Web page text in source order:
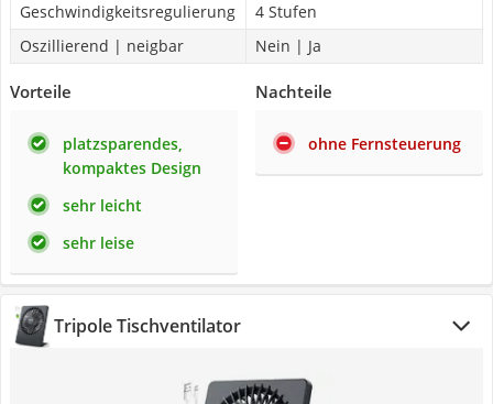
Geschwindigkeitsregulierung
4 Stufen
Oszillierend | neigbar
Nein | Ja
Vorteile
platzsparendes,
kompaktes Design
sehr leicht
sehr leise
Nachteile
ohne Fernsteuerung
Tripole Tischventilator